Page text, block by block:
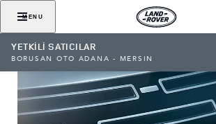
MENU
YETKİLİ SATICILAR
BORUSAN OTO ADANA - MERSİN